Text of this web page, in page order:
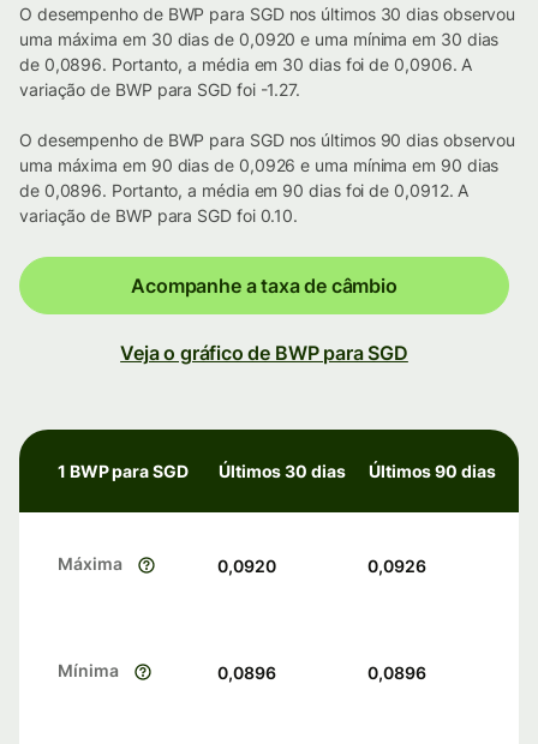
O desempenho de BWP para SGD nos últimos 30 dias observou
uma máxima em 30 dias de 0,0920 e uma mínima em 30 dias
de 0,0896. Portanto, a média em 30 dias foi de 0,0906. A
variação de BWP para SGD foi -1.27.
O desempenho de BWP para SGD nos últimos 90 dias observou
uma máxima em 90 dias de 0,0926 e uma mínima em 90 dias
de 0,0896. Portanto, a média em 90 dias foi de 0,0912. A
variação de BWP para SGD foi 0.10.
Acompanhe a taxa de câmbio
Veja o gráfico de BWP para SGD
1 BWP para SGD Últimos 30 dias Últimos 90 dias
Máxima 0,0920 0,0926
Mínima 0,0896 0,0896